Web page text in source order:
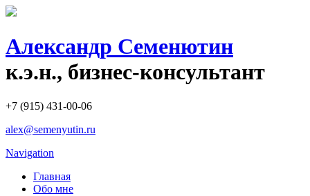
Александр Семенютин
к.э.н., бизнес-консультант
+7 (915) 431-00-06
alex@semenyutin.ru
Navigation
Главная
Обо мне